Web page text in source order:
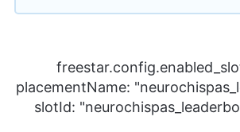
placementName:
slotId: